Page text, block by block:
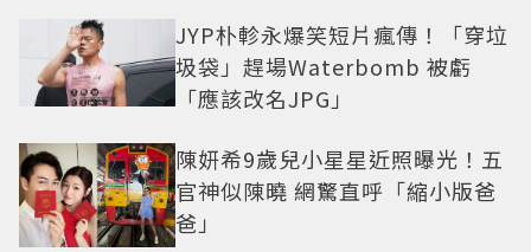
JYP朴軫永爆笑短片瘋傳！「穿垃
圾袋」趕場Waterbomb 被虧
「應該改名JPG」
陳妍希9歲兒小星星近照曝光！五
官神似陳曉 網驚直呼「縮小版爸
爸」